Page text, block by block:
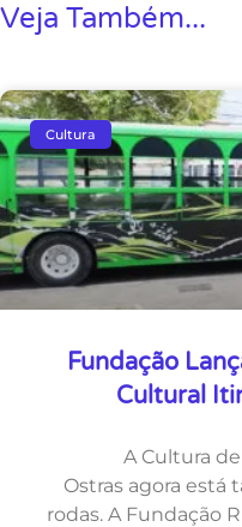
Veja Também...
Cultura
Fundação
Cultural
A Cultura
Ostras agora está
rodas. A Fundação